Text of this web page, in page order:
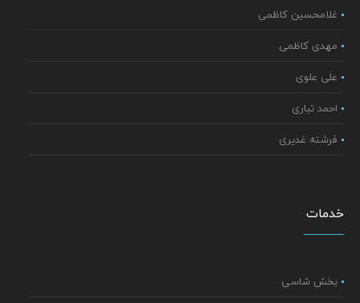
غلامحسین کاظمی
مهدی کاظمی
علی علوی
احمد تباری
فرشته غدیری
خدمات
بخش شاسی